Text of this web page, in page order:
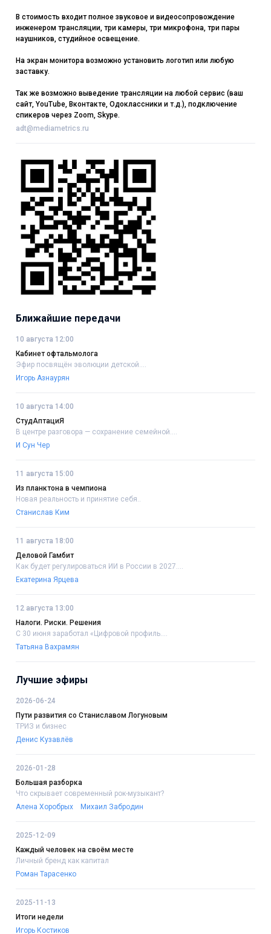
В стоимость входит полное звуковое и видеосопровождение
инженером трансляции, три камеры, три микрофона, три пары
наушников, студийное освещение.
На экран монитора возможно установить логотип или любую
заставку.
Так же возможно выведение трансляции на любой сервис (ваш
сайт, YouTube, Вконтакте, Одоклассники и т.д.), подключение
спикеров через Zoom, Skype.
adt@mediametrics.ru
Ближайшие передачи
10 августа 12:00
Кабинет офтальмолога
Эфир посвящён эволюции детской....
Игорь Азнаурян
10 августа 14:00
СтудАптациЯ
В центре разговора — сохранение семейной....
И Сун Чер
11 августа 15:00
Из планктона в чемпиона
Новая реальность и принятие себя..
Станислав Ким
11 августа 18:00
Деловой Гамбит
Как будет регулироваться ИИ в России в 2027....
Екатерина Ярцева
12 августа 13:00
Налоги. Риски. Решения
С 30 июня заработал «Цифровой профиль....
Татьяна Вахрамян
Лучшие эфиры
2026-06-24
Пути развития со Станиславом Логуновым
ТРИЗ и бизнес
Денис Кузавлёв
2026-01-28
Большая разборка
Что скрывает современный рок-музыкант?
Алена Хоробрых
Михаил Забродин
2025-12-09
Каждый человек на своём месте
Личный бренд как капитал
Роман Тарасенко
2025-11-13
Итоги недели
Игорь Костиков